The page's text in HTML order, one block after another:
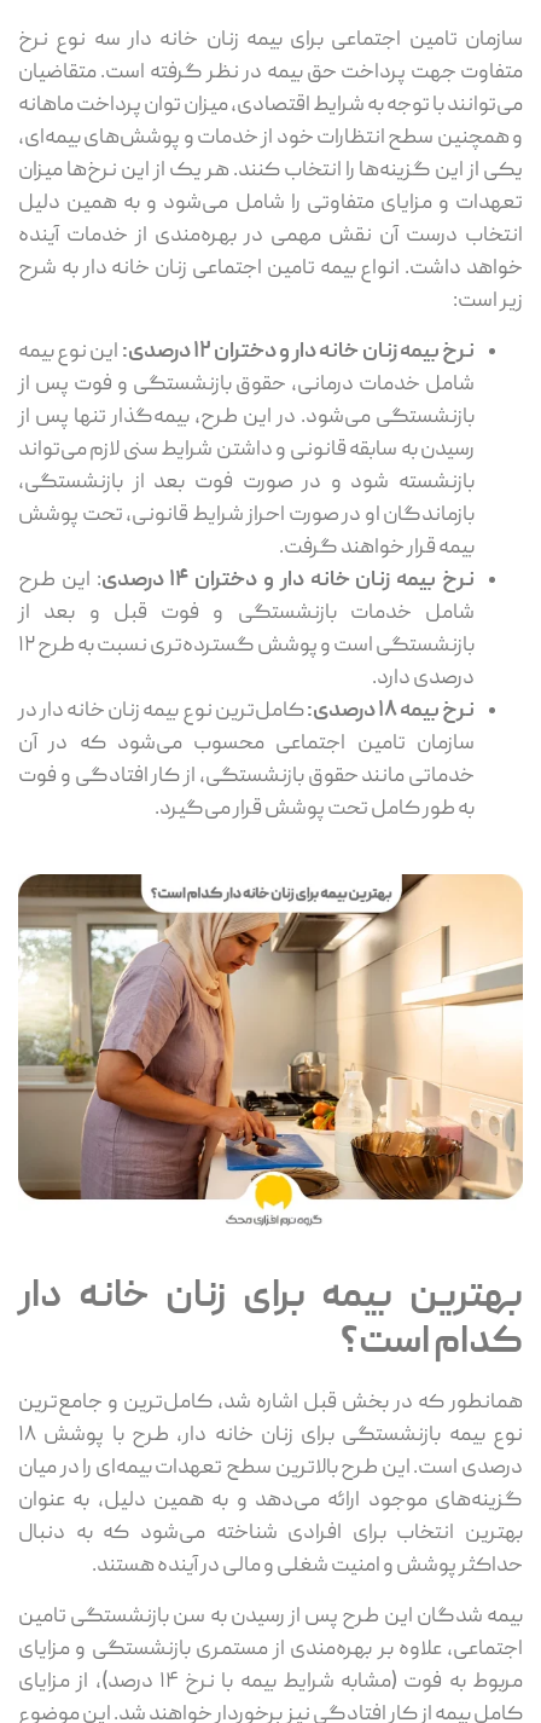
سازمان تامین اجتماعی برای بیمه زنان خانه‌ دار سه نوع نرخ
متفاوت جهت پرداخت حق بیمه در نظر گرفته است. متقاضیان
می‌توانند با توجه به شرایط اقتصادی، میزان توان پرداخت ماهانه
و همچنین سطح انتظارات خود از خدمات و پوشش‌های بیمه‌ای،
یکی از این گزینه‌ها را انتخاب کنند. هر یک از این نرخ‌ها میزان
تعهدات و مزایای متفاوتی را شامل می‌شود و به همین دلیل
انتخاب درست آن نقش مهمی در بهره‌مندی از خدمات آینده
خواهد داشت. انواع بیمه تامین اجتماعی زنان خانه ‌دار به شرح
زیر است:
نرخ بیمه زنان خانه دار و دختران ۱۲ درصدی:
این نوع بیمه
شامل خدمات درمانی، حقوق بازنشستگی و فوت پس از
بازنشستگی می‌شود. در این طرح، بیمه‌گذار تنها پس از
رسیدن به سابقه قانونی و داشتن شرایط سنی لازم می‌تواند
بازنشسته شود و در صورت فوت بعد از بازنشستگی،
بازماندگان او در صورت احراز شرایط قانونی، تحت پوشش
بیمه قرار خواهند گرفت.
نرخ بیمه زنان خانه دار و دختران ۱۴ درصدی
: این طرح
شامل خدمات بازنشستگی و فوت قبل و بعد از
بازنشستگی است و پوشش گسترده‌تری نسبت به طرح ۱۲
درصدی دارد.
نرخ بیمه ۱۸ درصدی:
کامل‌ترین نوع بیمه زنان خانه دار در
سازمان تامین اجتماعی محسوب می‌شود که در آن
خدماتی مانند حقوق بازنشستگی، از کار افتادگی و فوت
به طور کامل تحت پوشش قرار می‌گیرد.
بهترین بیمه برای زنان خانه دار
کدام است؟
همانطور که در بخش قبل اشاره شد، کامل‌ترین و جامع‌ترین
نوع بیمه بازنشستگی برای زنان خانه‌ دار، طرح با پوشش ۱۸
درصدی است. این طرح بالاترین سطح تعهدات بیمه‌ای را در میان
گزینه‌های موجود ارائه می‌دهد و به همین دلیل، به‌ عنوان
بهترین انتخاب برای افرادی شناخته می‌شود که به دنبال
حداکثر پوشش و امنیت شغلی و مالی در آینده هستند.
بیمه‌ شدگان این طرح پس از رسیدن به سن بازنشستگی تامین
اجتماعی، علاوه بر بهره‌مندی از مستمری بازنشستگی و مزایای
مربوط به فوت (مشابه شرایط بیمه با نرخ ۱۴ درصد)، از مزایای
کامل بیمه از کار افتادگی نیز برخوردار خواهند شد. این موضوع